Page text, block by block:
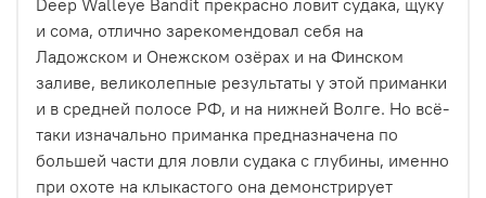
и сома, отлично зарекомендовал себя на
Ладожском и Онежском озёрах и на Финском
заливе, великолепные результаты у этой приманки
и в средней полосе РФ, и на нижней Волге. Но всё-
таки изначально приманка предназначена по
большей части для ловли судака с глубины, именно
при охоте на клыкастого она демонстрирует